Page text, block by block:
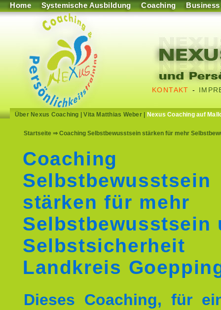
Home Systemische Ausbildung Coaching Business
KONTAKT -
Über Nexus Coaching |Vita Matthias Weber| Nexus Coaching auf
Startseite ⇒ Coaching Selbstbewusstsein stärken für mehr
Coaching
Selbstbewusstsein
stärken für mehr
Selbstbewusstsein
Selbstsicherheit
Landkreis
Dieses Coaching, für